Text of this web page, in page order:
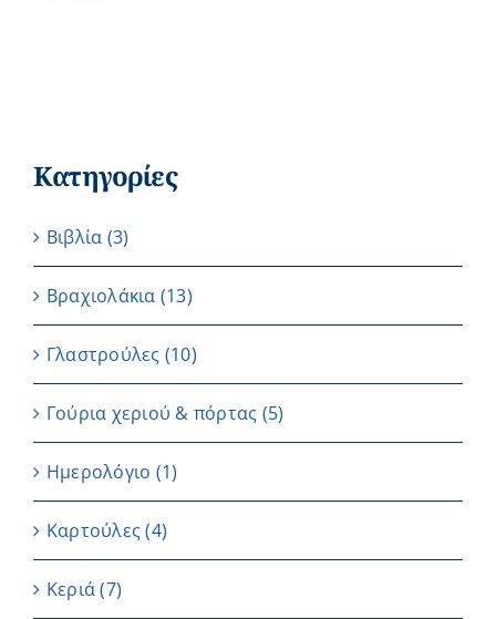
Κατηγορίες
Βιβλία (3)
Βραχιολάκια (13)
Γλαστρούλες (10)
Γούρια χεριού & πόρτας (5)
Ημερολόγιο (1)
Καρτούλες (4)
Κεριά (7)